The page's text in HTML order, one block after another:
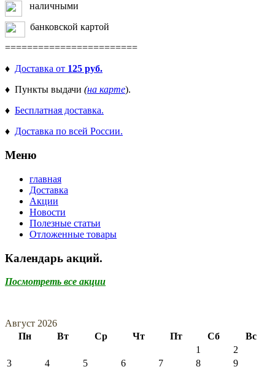
наличными
банковской картой
========================
♦ Доставка от 125 руб.
♦ Пункты выдачи (на карте).
♦ Бесплатная доставка.
♦ Доставка по всей России.
Меню
главная
Доставка
Акции
Новости
Полезные статьи
Отложенные товары
Календарь акций.
Посмотреть все акции
Август 2026
Пн
Вт Ср Чт Пт Сб
Вс
1
2
3
4 5 6 7 8
9